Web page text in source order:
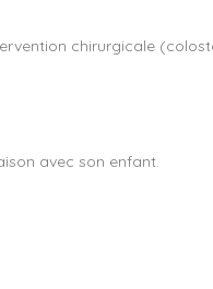
chirurgicale
avec son enfant.